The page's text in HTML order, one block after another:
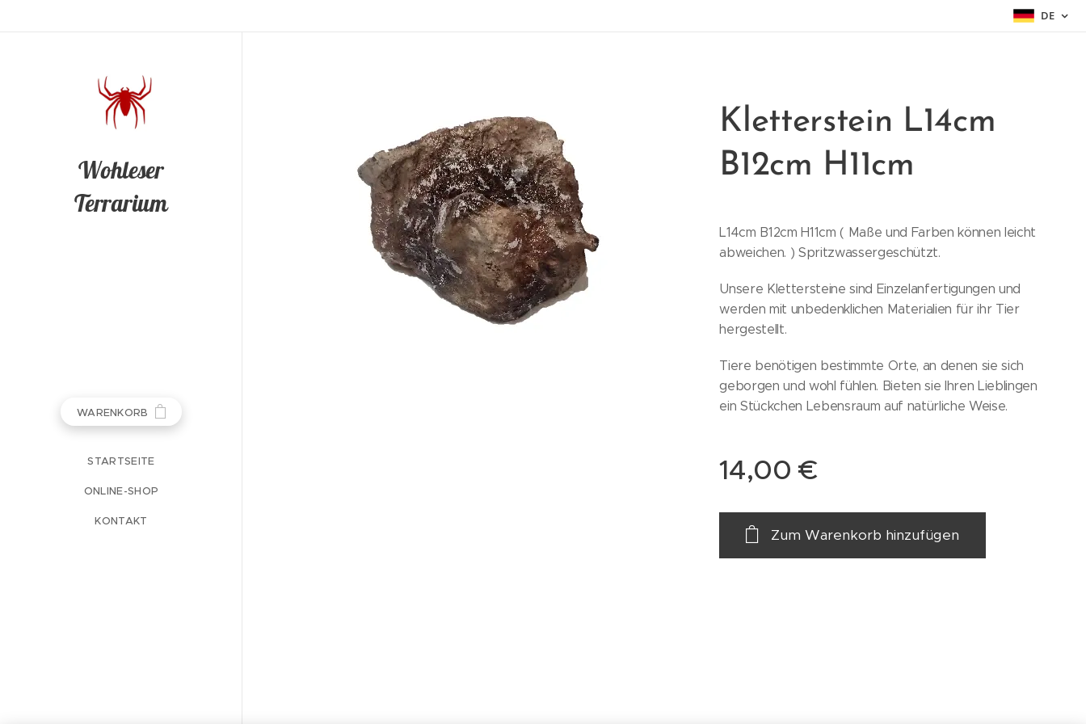
DE
Wohleser
Terrarium
WARENKORB
STARTSEITE
ONLINE-SHOP
KONTAKT
Kletterstein L14cm
B12cm H11cm
L14cm B12cm H11cm ( Maße und Farben können leicht
abweichen. ) Spritzwassergeschützt.
Unsere Klettersteine sind Einzelanfertigungen und
werden mit unbedenklichen Materialien für ihr Tier
hergestellt.
Tiere benötigen bestimmte Orte, an denen sie sich
geborgen und wohl fühlen. Bieten sie Ihren Lieblingen
ein Stückchen Lebensraum auf natürliche Weise.
14,00 €
Zum Warenkorb hinzufügen